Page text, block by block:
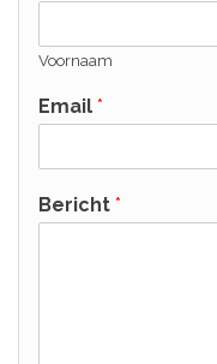
Voornaam
Email *
Bericht *